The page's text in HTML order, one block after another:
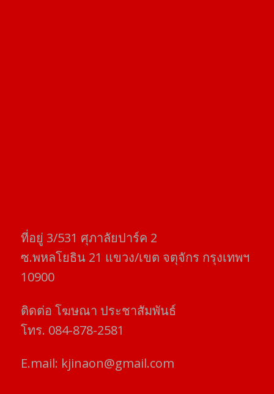
ที่อยู่​ 3/531​ ศุภาลัยปาร์ค​ 2
ซ.พหลโยธิน​ 21​ แขวง/เขต​ จตุจักร​ กรุงเทพฯ
10900
ติดต่อ​ โฆษณา​ ประชาสัมพันธ์
โทร​. 084-878-2581
E.mail: kjinaon@gmail.com